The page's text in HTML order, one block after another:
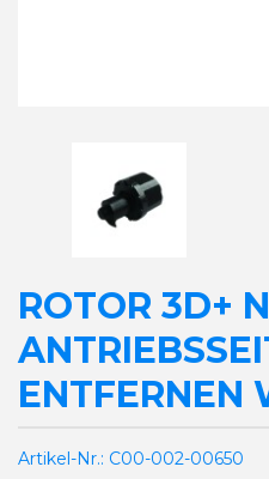
ROTOR 3D+
ENTFERNEN
Artikel-Nr.: C00-002-00650